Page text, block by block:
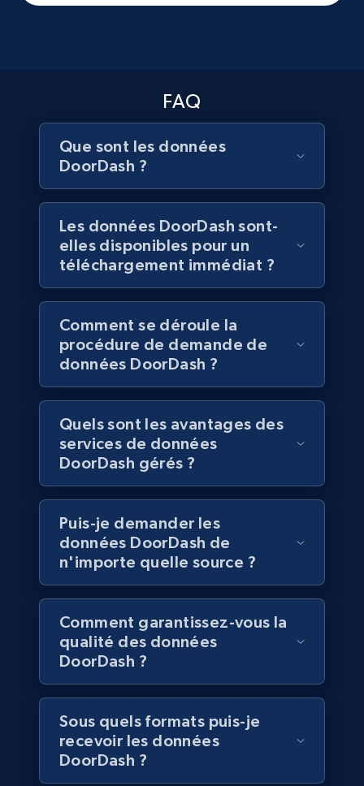
Content, Date posted, Hashtags, Num
Social media
6.6K+ 629+ Buy Now
Indeed job listings information
title, Description text, Benefits, Qualifications,
Job type, and more.
Business
6.5K+ 761+
Companies information enriched dataset
URL, ID lc, Name lc, Country code lc, Locations
lc, Followers lc, Employees in linkedin lc, About
lc, and more.
Business Enrichi
Walmart - products
URL, Final price, Sku, Currency, Gtin,
FAQ
Que sont les données
DoorDash ?
Les données DoorDash sont-
elles disponibles pour un
téléchargement immédiat ?
Comment se déroule la
procédure de demande de
données DoorDash ?
Quels sont les avantages des
services de données
DoorDash gérés ?
Puis-je demander les
données DoorDash de
n'importe quelle source ?
Comment garantissez-vous la
qualité des données
DoorDash ?
Sous quels formats puis-je
recevoir les données
DoorDash ?